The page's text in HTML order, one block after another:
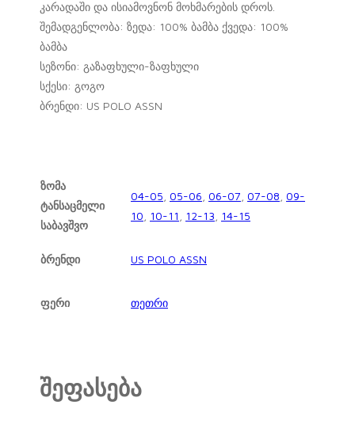
კარადაში და ისიამოვნონ მოხმარების დროს.
შემადგენლობა: ზედა: 100% ბამბა ქვედა: 100%
ბამბა
სეზონი: გაზაფხული-ზაფხული
სქესი: გოგო
ბრენდი: US POLO ASSN
ზომა
ტანსაცმელი
საბავშვო
04-05 05-06 06-07 07-08 09-
10
10-11 12-13 14-15
ბრენდი US POLO ASSN
ფერი თეთრი
შეფასება